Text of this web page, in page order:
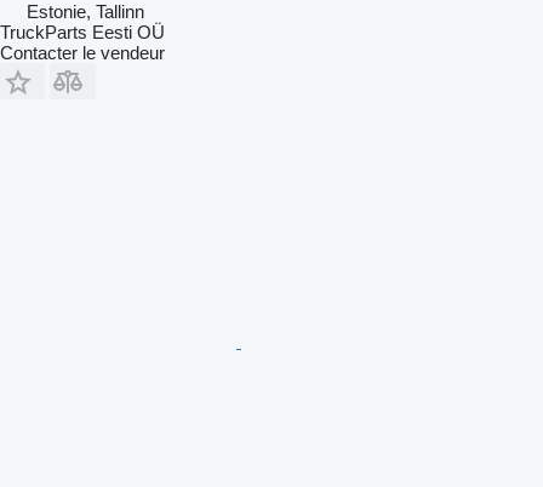
Estonie, Tallinn
TruckParts Eesti OÜ
Contacter le vendeur